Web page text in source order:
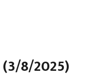
8/2025)